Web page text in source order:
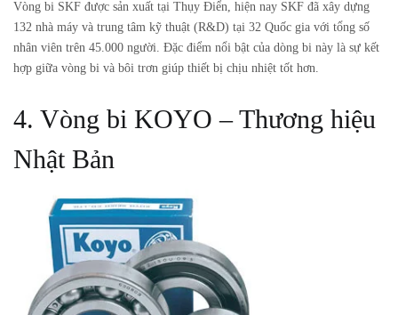
Vòng bi SKF được sản xuất tại Thụy Điển, hiện nay SKF đã xây dựng
132 nhà máy và trung tâm kỹ thuật (R&D) tại 32 Quốc gia với tổng số
nhân viên trên 45.000 người. Đặc điểm nổi bật của dòng bi này là sự kết
hợp giữa vòng bi và bôi trơn giúp thiết bị chịu nhiệt tốt hơn.
4. Vòng bi KOYO – Thương hiệu
Nhật Bản